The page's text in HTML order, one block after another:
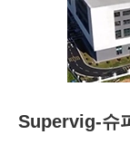
Supervig-슈